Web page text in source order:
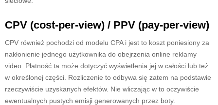
CPV (cost-per-view) / PPV (pay-per-view)
CPV również pochodzi od modelu CPA i jest to koszt poniesiony za
nakłonienie jednego użytkownika do obejrzenia online reklamy
video. Płatność ta może dotyczyć wyświetlenia jej w całości lub też
w określonej części. Rozliczenie to odbywa się zatem na podstawie
rzeczywiście uzyskanych efektów. Nie wliczając w to oczywiście
ewentualnych pustych emisji generowanych przez boty.